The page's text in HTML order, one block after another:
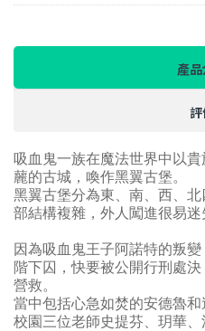
產
吸血鬼一族在魔法世界中以
䕻的古城，喚作黑翼古堡。
黑翼古堡分為東、南、西、
部結構複雜，外人闖進很易迷
因為吸血鬼王子阿諾特的叛
階下囚，快要被公開行刑處
營救。
當中包括心急如焚的安德魯
校園三位老師史提芬、玥華